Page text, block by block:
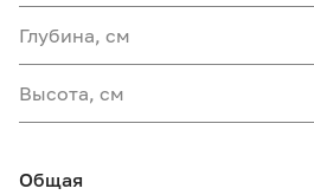
Глубина, см
Высота, см
Общая